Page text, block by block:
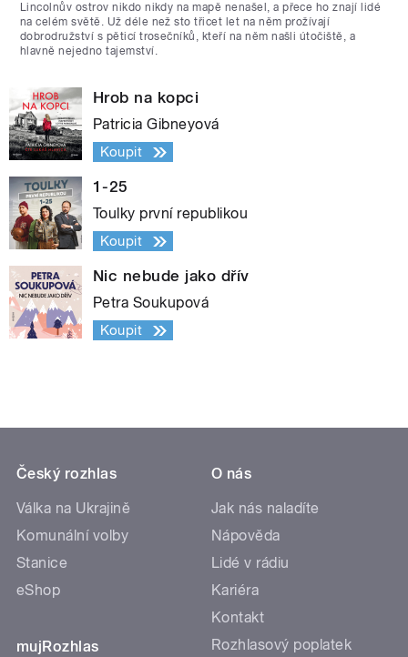
Lincolnův ostrov nikdo nikdy na mapě nenašel, a přece ho znají lidé
na celém světě. Už déle než sto třicet let na něm prožívají
dobrodružství s pěticí trosečníků, kteří na něm našli útočiště, a
hlavně nejedno tajemství.
Hrob na kopci
Patricia Gibneyová
Koupit
1-25
Toulky první republikou
Koupit
Nic nebude jako dřív
Petra Soukupová
Koupit
Český rozhlas
Válka na Ukrajině
Komunální volby
Stanice
eShop
mujRozhlas
O nás
Jak nás naladíte
Nápověda
Lidé v rádiu
Kariéra
Kontakt
Rozhlasový poplatek